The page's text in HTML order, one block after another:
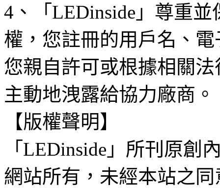
4、「LEDinside」尊重
權，您註冊的用戶名、
您親自許可或根據相關
主動地洩露給協力廠商。
【版權聲明】
「LEDinside」所刊原創
網站所有，未經本站之